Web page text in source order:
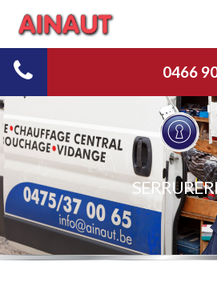
Chauffage
Plomberie
Vitrerie
Serrurerie
Débouchage
Nous
0466